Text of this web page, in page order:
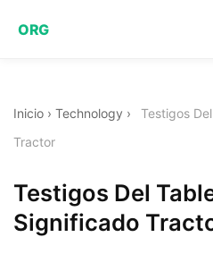
ORG
Inicio › Technology ›
Testigos
Tractor
Testigos Del
Significado